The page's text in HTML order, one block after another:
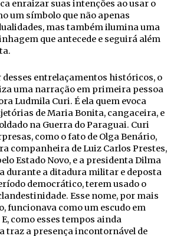
enraizar suas intenções ao usar o
um símbolo que não apenas
mas também ilumina uma
que antecede e seguirá além
desses entrelaçamentos históricos, o
uma narração em primeira pessoa
Ludmila Curi. É ela quem evoca
de Maria Bonita, cangaceira, e
na Guerra do Paraguai. Curi
como o fato de Olga Benário,
companheira de Luiz Carlos Prestes,
Estado Novo, e a presidenta Dilma
durante a ditadura militar e deposta
democrático, terem usado o
Esse nome, por mais
funcionava como um escudo em
como esses tempos ainda
traz a presença incontornável de